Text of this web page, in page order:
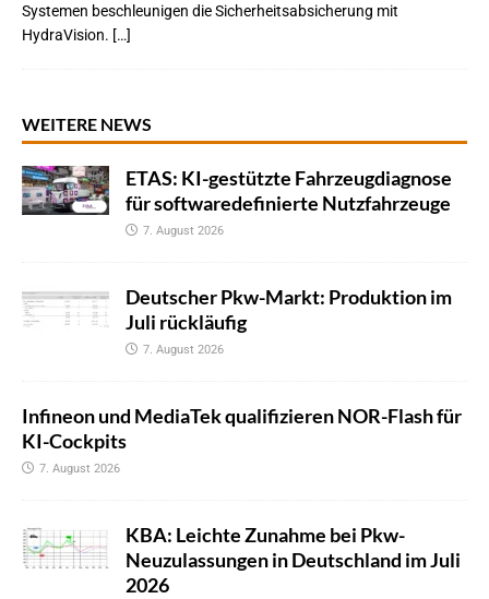
Systemen beschleunigen die Sicherheitsabsicherung mit
HydraVision. […]
WEITERE NEWS
ETAS: KI-gestützte Fahrzeugdiagnose
für softwaredefinierte Nutzfahrzeuge
7. August 2026
Deutscher Pkw-Markt: Produktion im
Juli rückläufig
7. August 2026
Infineon und MediaTek qualifizieren NOR-Flash für
KI-Cockpits
7. August 2026
KBA: Leichte Zunahme bei Pkw-
Neuzulassungen in Deutschland im Juli
2026